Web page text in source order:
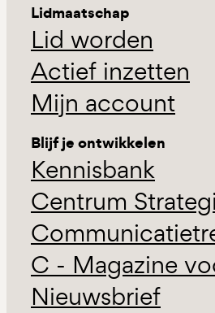
Lidmaatschap
Lid worden
Actief inzetten
Mijn account
Blijf je ontwikkelen
Kennisbank
Centrum
C - Magazine
Nieuwsbrief